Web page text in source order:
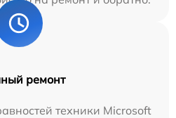
ремонт
техники Microsoft